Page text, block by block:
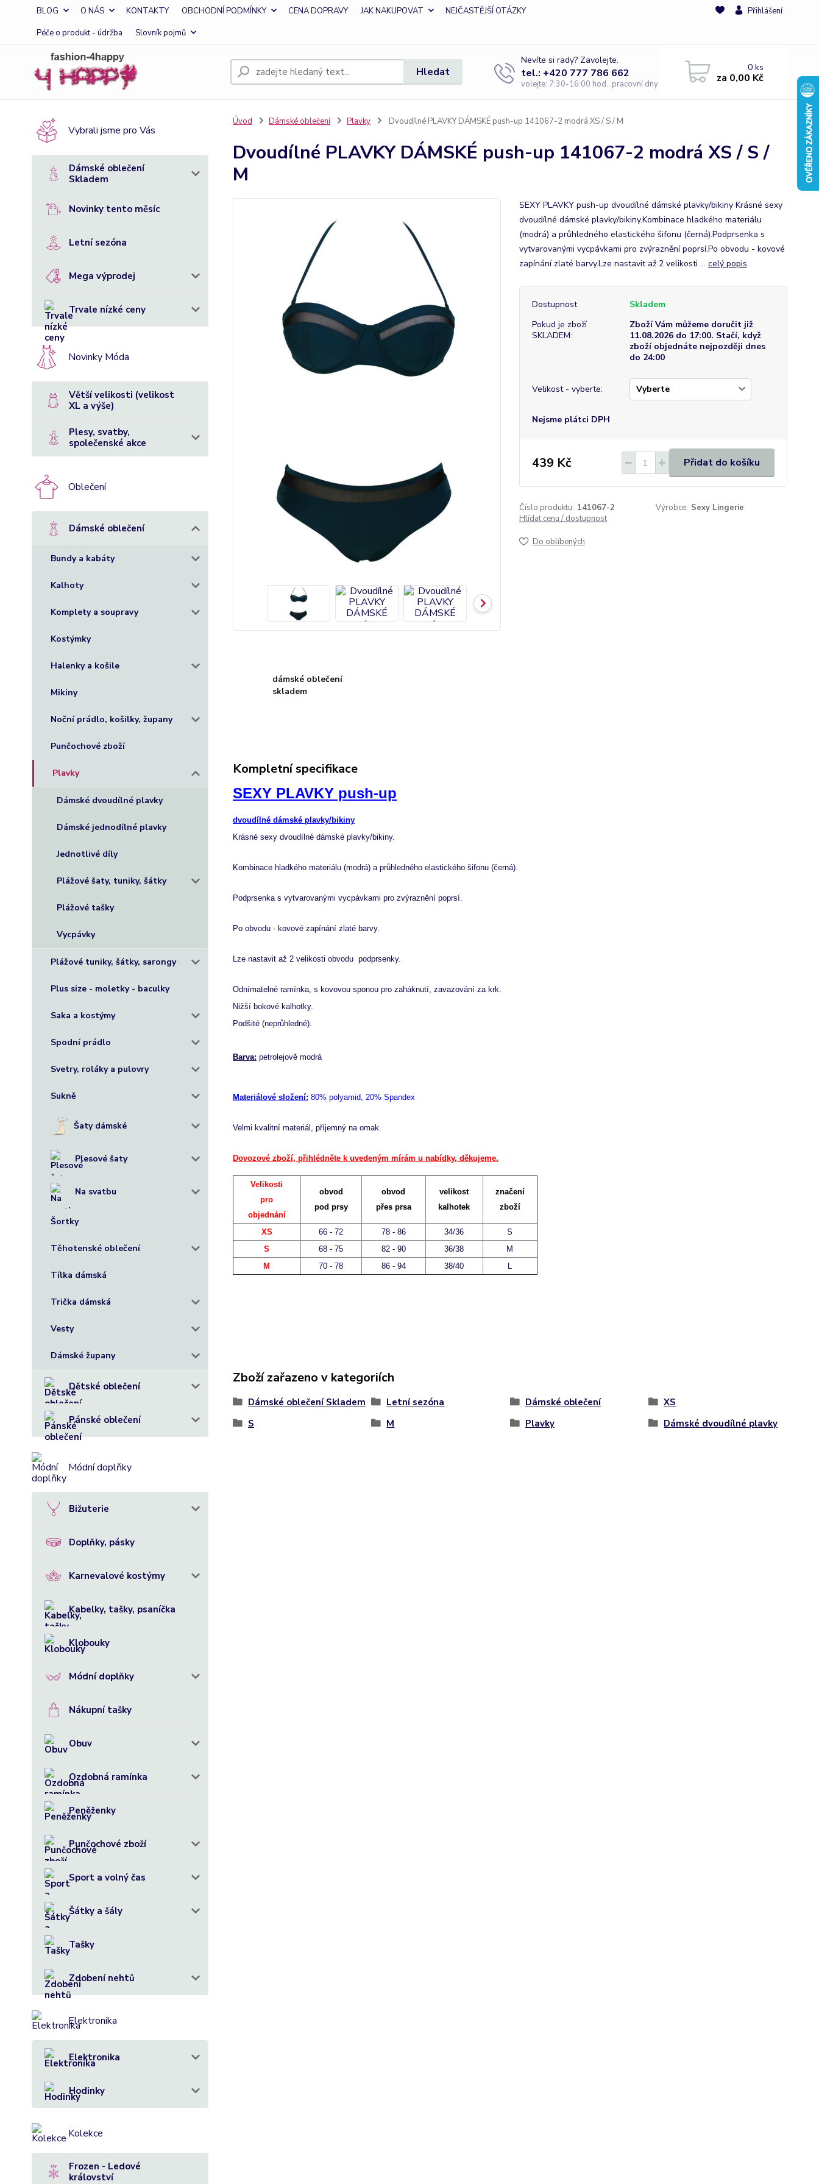
BLOG O NÁS KONTAKTY OBCHODNÍ PODMÍNKY CENA DOPRAVY JAK NAKUPOVAT
NEJČASTĚJŠÍ OTÁZKY
Péče o produkt - údržba
Slovník pojmů
Přihlášení
Hledat
Nevíte si rady? Zavolejte.
tel.: +420 777 786 662
volejte: 7:30-16:00 hod., pracovní dny
0ks
za 0,00 Kč
Vybrali jsme pro Vás
Dámské oblečení
Skladem
Novinky tento měsíc
Letní sezóna
Mega výprodej
Trvale nízké ceny
Novinky Móda
Větší velikosti (velikost
XL a výše)
Plesy, svatby,
společenské akce
Oblečení
Dámské oblečení
Bundy a kabáty
Kalhoty
Komplety a soupravy
Kostýmky
Halenky a košile
Mikiny
Noční prádlo, košilky, župany
Punčochové zboží
Plavky
Dámské dvoudílné plavky
Dámské jednodílné plavky
Jednotlivé díly
Plážové šaty, tuniky, šátky
Plážové tašky
Vycpávky
Plážové tuniky, šátky, sarongy
Plus size - moletky - baculky
Saka a kostýmy
Spodní prádlo
Svetry, roláky a pulovry
Sukně
Šaty dámské
Plesové šaty
Na svatbu
Šortky
Těhotenské oblečení
Tílka dámská
Trička dámská
Vesty
Dámské župany
Dětské oblečení
Pánské oblečení
Módní doplňky
Bižuterie
Doplňky, pásky
Karnevalové kostýmy
Kabelky, tašky, psaníčka
Klobouky
Módní doplňky
Nákupní tašky
Obuv
Ozdobná ramínka
Peněženky
Punčochové zboží
Sport a volný čas
Šátky a šály
Tašky
Zdobení nehtů
Elektronika
Elektronika
Hodinky
Kolekce
Frozen - Ledové
království
Úvod Dámské oblečení Plavky Dvoudílné PLAVKY DÁMSKÉ push-up 141067-2 modrá XS / S / M
Dvoudílné PLAVKY DÁMSKÉ push-up 141067-2 modrá XS / S /
M
SEXY PLAVKY push-up dvoudílné dámské plavky/bikiny Krásné sexy
dvoudílné dámské plavky/bikiny.Kombinace hladkého materiálu
(modrá) a průhledného elastického šifonu (černá).Podprsenka s
vytvarovanými vycpávkami pro zvýraznění poprsí.Po obvodu - kovové
zapínání zlaté barvy.Lze nastavit až 2 velikosti ... celý popis
Dostupnost
Skladem
Pokud je zboží
SKLADEM:
Zboží Vám můžeme doručit již
11.08.2026 do 17:00. Stačí, když
zboží objednáte nejpozději dnes
do 24:00
Velikost - vyberte:
Nejsme plátci DPH
439 Kč Přidat do košíku
Číslo produktu: 141067-2 Výrobce: Sexy Lingerie
Hlídat cenu / dostupnost
Do oblíbených
dámské oblečení
skladem
Kompletní specifikace
SEXY PLAVKY push-up
dvoudílné dámské plavky/bikiny
Krásné sexy dvoudílné dámské plavky/bikiny.
Kombinace hladkého materiálu (modrá) a průhledného elastického šifonu (černá).
Podprsenka s vytvarovanými vycpávkami pro zvýraznění poprsí.
Po obvodu - kovové zapínání zlaté barvy.
Lze nastavit až 2 velikosti obvodu podprsenky.
Odnímatelné ramínka, s kovovou sponou pro zaháknutí, zavazování za krk.
Nižší bokové kalhotky.
Podšité (neprůhledné).
Barva: petrolejově modrá
Materiálové složení: 80% polyamid, 20% Spandex
Velmi kvalitní materiál, příjemný na omak.
Dovozové zboží, přihlédněte k uvedeným mírám u nabídky, děkujeme.
Velikosti
pro
objednání
obvod
pod prsy
obvod
přes prsa
velikost
kalhotek
značení
zboží
XS 66 - 72 78 - 86 34/36
S
S
68 - 75 82 - 90 36/38
M
M
70 - 78 86 - 94 38/40 L
Zboží zařazeno v kategoriích
Dámské oblečení Skladem Letní sezóna Dámské oblečení
XS
S
M Plavky Dámské dvoudílné plavky